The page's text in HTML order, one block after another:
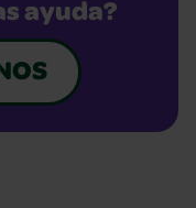
ayuda?